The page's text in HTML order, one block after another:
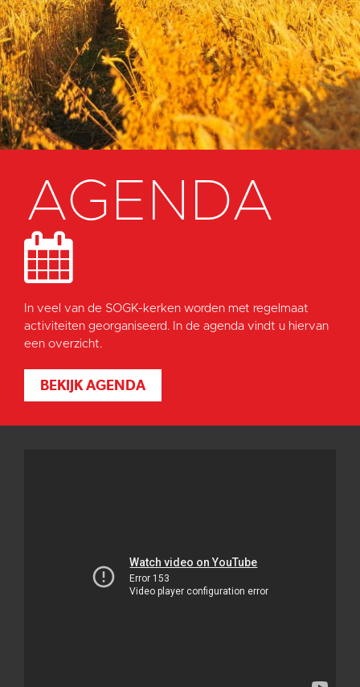
AGENDA
In veel van de SOGK-kerken worden met regelmaat
activiteiten georganiseerd. In de agenda vindt u hiervan
een overzicht.
BEKIJK AGENDA